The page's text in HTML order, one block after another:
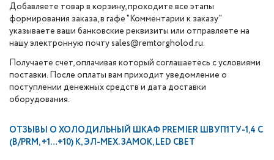
Добавляете товар в корзину, проходите все этапы
формирования заказа, в гафе "Комментарии к заказу"
указываете ваши банковские реквизиты или отправляете на
нашу электронную почту sales@remtorgholod.ru.
Получаете счет, оплачивая который соглашаетесь с условиями
поставки. После оплаты вам приходит уведомление о
поступлении денежных средств и дата доставки
оборудования.
ОТЗЫВЫ О ХОЛОДИЛЬНЫЙ ШКАФ PREMIER ШВУП1ТУ-1,4 С
(В/PRM, +1…+10) К, ЭЛ-МЕХ. ЗАМОК, LED СВЕТ